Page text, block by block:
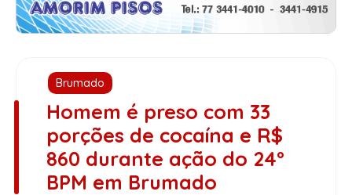
Brumado
Homem é preso com 33
porções de cocaína e R$
860 durante ação do 24º
BPM em Brumado